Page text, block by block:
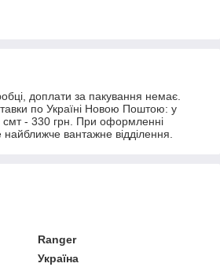
доплати за пакування немає.
по Україні Новою Поштою: у
смт - 330 грн. При оформленні
вантажне відділення.
Ranger
Україна